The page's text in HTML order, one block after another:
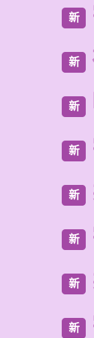
新
新
新
新
新
新
新
新